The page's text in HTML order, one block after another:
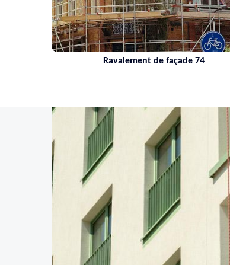
Ravalement de façade 74